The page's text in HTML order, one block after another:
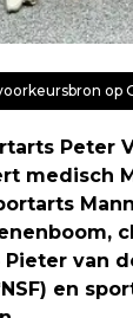
op
Peter
medisch
Pieter van
en